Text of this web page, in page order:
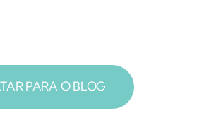
PARA O BLOG